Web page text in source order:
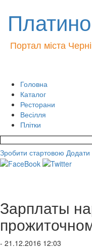
Портал міста
Головна
Каталог
Ресторани
Весілля
Плітки
Зробити стартовою Додати
Зарплаты
- 21.12.2016 12:03